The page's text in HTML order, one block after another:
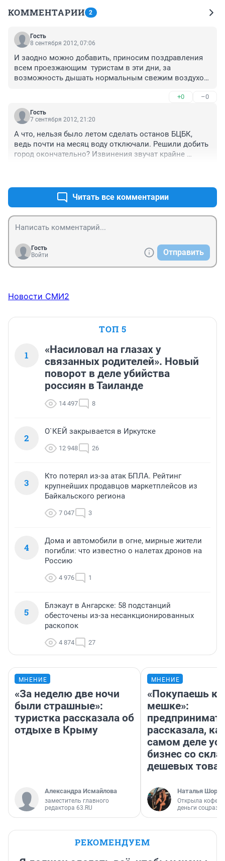
КОММЕНТАРИИ 2
Гость
8 сентября 2012, 07:06
И заодно можно добавить, приносим поздравления
всем проезжающим  туристам в эти дни, за
возможность дышать нормальным свежим воздухом
Крайний цинизм скорее остальные 360 дней в году,
когда воздух пропитан выбросами и в проезжающих
поездах в этом месте предпочитают наглухо
+0 –0
Гость
7 сентября 2012, 21:20
А что, нельзя было летом сделать останов БЦБК,
ведь почти на месяц воду отключали. Решили добить
город окончательно? Извинения звучат крайне
Читать все комментарии
Гость
Войти
Отправить
Новости СМИ2
ТОП 5
1
«Насиловал на глазах у
связанных родителей». Новый
поворот в деле убийства
россиян в Таиланде
14 497 8
2
О`КЕЙ закрывается в Иркутске
12 948 26
3
Кто потерял из-за атак БПЛА. Рейтинг
крупнейших продавцов маркетплейсов из
Байкальского региона
7 047 3
4
Дома и автомобили в огне, мирные жители
погибли: что известно о налетах дронов на
Россию
4 976 1
5
Блэкаут в Ангарске: 58 подстанций
обесточены из-за несанкционированных
раскопок
4 874 27
МНЕНИЕ
«За неделю две ночи
были страшные»:
туристка рассказала об
отдыхе в Крыму
Александра Исмайлова
заместитель главного
редактора 63.RU
МНЕНИЕ
«Покупаешь
мешке»:
рассказала,
самом деле
бизнес со
дешевых
Наталья
Открыла
деньги
РЕКОМЕНДУЕМ